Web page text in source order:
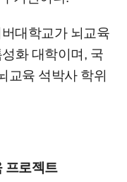
대학교가 뇌교육
화 대학이며, 국
교육 석박사 학위
프로젝트